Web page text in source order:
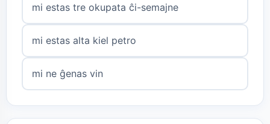
mi estas tre okupata ĉi-semajne
mi estas alta kiel petro
mi ne ĝenas vin